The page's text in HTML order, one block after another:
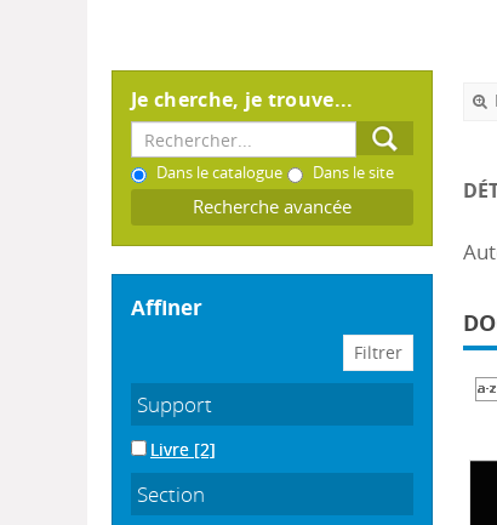
Je cherche, je trouve...
Dans le catalogue Dans le site
Recherche avancée
affiner
Support
Livre [2]
Section